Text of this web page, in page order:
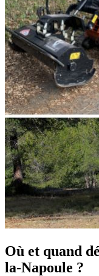
Où et quand
la-Napoule ?